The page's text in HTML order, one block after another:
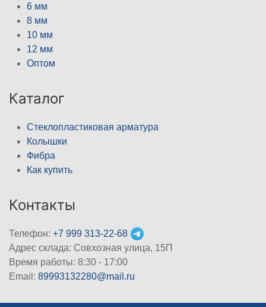
6 мм
8 мм
10 мм
12 мм
Оптом
Каталог
Стеклопластиковая арматура
Колышки
Фибра
Как купить
Контакты
Телефон: +7 999 313-22-68
Адрес склада: Совхозная улица, 15П
Время работы: 8:30 - 17:00
Email: 89993132280@mail.ru